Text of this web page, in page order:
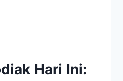
Hari Ini: